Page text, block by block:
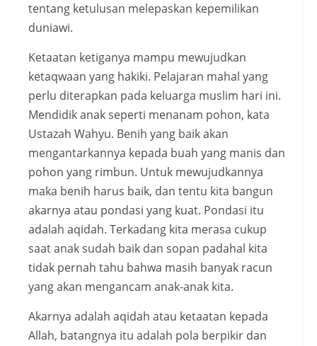
tentang ketulusan melepaskan kepemilikan
duniawi.
Ketaatan ketiganya mampu mewujudkan
ketaqwaan yang hakiki. Pelajaran mahal yang
perlu diterapkan pada keluarga muslim hari ini.
Mendidik anak seperti menanam pohon, kata
Ustazah Wahyu. Benih yang baik akan
mengantarkannya kepada buah yang manis dan
pohon yang rimbun. Untuk mewujudkannya
maka benih harus baik, dan tentu kita bangun
akarnya atau pondasi yang kuat. Pondasi itu
adalah aqidah. Terkadang kita merasa cukup
saat anak sudah baik dan sopan padahal kita
tidak pernah tahu bahwa masih banyak racun
yang akan mengancam anak-anak kita.
Akarnya adalah aqidah atau ketaatan kepada
Allah, batangnya itu adalah pola berpikir dan